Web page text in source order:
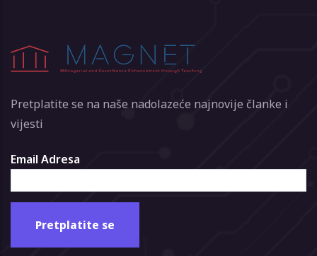
Pretplatite se na naše nadolazeće najnovije članke i
vijesti
Email Adresa